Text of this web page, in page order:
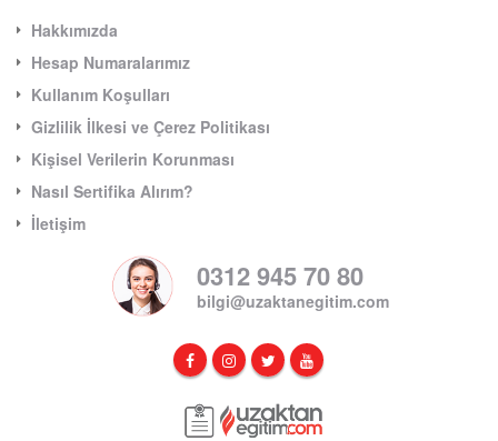
Hakkımızda
Hesap Numaralarımız
Kullanım Koşulları
Gizlilik İlkesi ve Çerez Politikası
Kişisel Verilerin Korunması
Nasıl Sertifika Alırım?
İletişim
0312 945 70 80
bilgi@uzaktanegitim.com